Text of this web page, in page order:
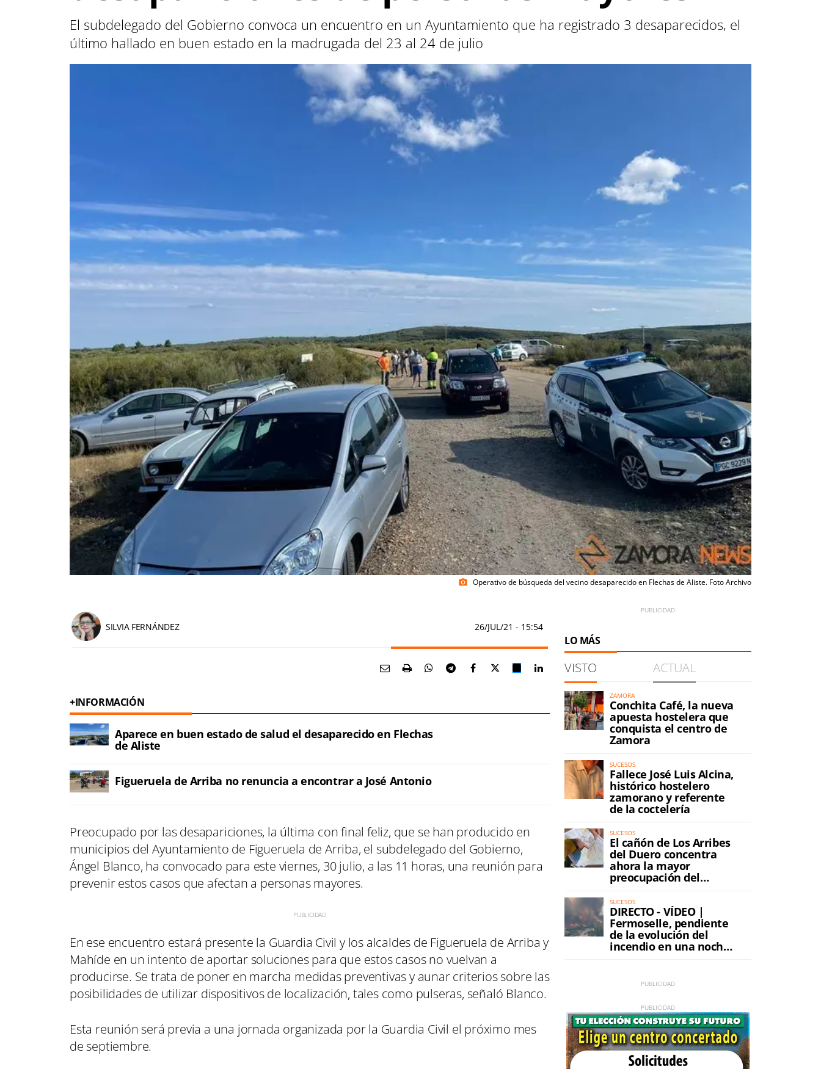
El subdelegado del Gobierno convoca un encuentro en un Ayuntamiento que ha registrado 3 desaparecidos, el
último hallado en buen estado en la madrugada del 23 al 24 de julio
photo_camera Operativo de búsqueda del vecino desaparecido en Flechas de Aliste. Foto Archivo
SILVIA FERNÁNDEZ 26/JUL/21 - 15:54
+INFORMACIÓN
Aparece en buen estado de salud el desaparecido en Flechas
de Aliste
Figueruela de Arriba no renuncia a encontrar a José Antonio
Preocupado por las desapariciones, la última con final feliz, que se han producido en
municipios del Ayuntamiento de Figueruela de Arriba, el subdelegado del Gobierno,
Ángel Blanco, ha convocado para este viernes, 30 julio, a las 11 horas, una reunión para
prevenir estos casos que afectan a personas mayores.
En ese encuentro estará presente la Guardia Civil y los alcaldes de Figueruela de Arriba y
Mahíde en un intento de aportar soluciones para que estos casos no vuelvan a
producirse. Se trata de poner en marcha medidas preventivas y aunar criterios sobre las
posibilidades de utilizar dispositivos de localización, tales como pulseras, señaló Blanco.
Esta reunión será previa a una jornada organizada por la Guardia Civil el próximo mes
de septiembre.
LO MÁS
VISTO ACTUAL
ZAMORA
Conchita Café, la nueva
apuesta hostelera que
conquista el centro de
Zamora
SUCESOS
Fallece José Luis Alcina,
histórico hostelero
zamorano y referente
de la coctelería
SUCESOS
El cañón de Los Arribes
del Duero concentra
ahora la mayor
preocupación del
incendio
SUCESOS
DIRECTO - VÍDEO |
Fermoselle, pendiente
de la evolución del
incendio en una noche